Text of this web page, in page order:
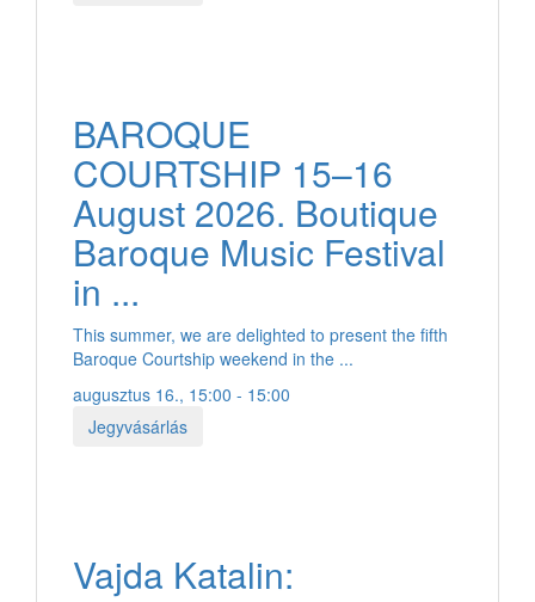
BAROQUE
COURTSHIP 15–16
August 2026. Boutique
Baroque Music Festival
in ...
This summer, we are delighted to present the fifth
Baroque Courtship weekend in the ...
augusztus 16., 15:00 - 15:00
Jegyvásárlás
Vajda Katalin: